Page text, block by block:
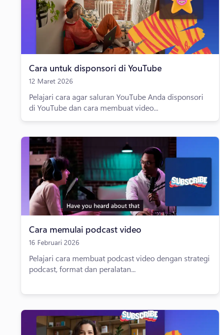
Cara untuk disponsori di YouTube
12 Maret 2026
Pelajari cara agar saluran YouTube Anda disponsori
di YouTube dan cara membuat video...
Cara memulai podcast video
16 Februari 2026
Pelajari cara membuat podcast video dengan strategi
podcast, format dan peralatan...